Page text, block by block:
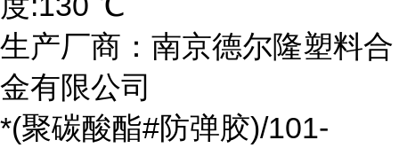
生产厂商：南京德尔隆塑料合
金有限公司
*(聚碳酸酯#防弹胶)/101-